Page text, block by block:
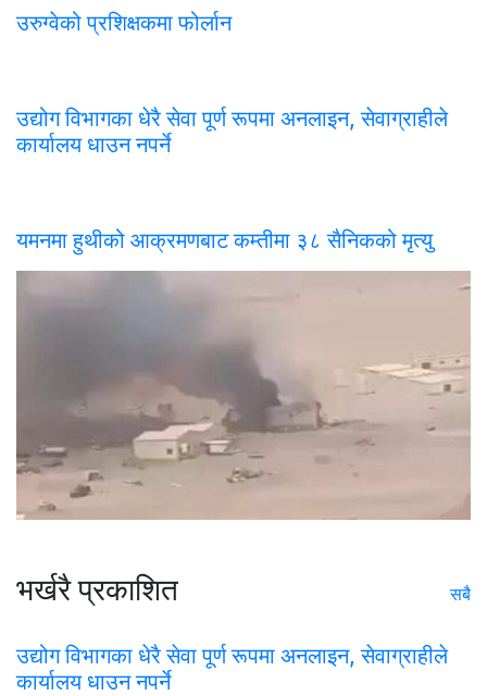
उरुग्वेको प्रशिक्षकमा फोर्लान
उद्योग विभागका धेरै सेवा पूर्ण रूपमा अनलाइन, सेवाग्राहीले
कार्यालय धाउन नपर्ने
यमनमा हुथीको आक्रमणबाट कम्तीमा ३८ सैनिकको मृत्यु
भर्खरै प्रकाशित सबै
उद्योग विभागका धेरै सेवा पूर्ण रूपमा अनलाइन, सेवाग्राहीले
कार्यालय धाउन नपर्ने